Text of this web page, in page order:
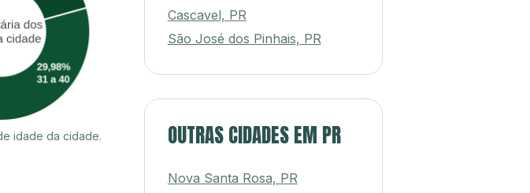
idade da cidade.
Cascavel, PR
São José dos Pinhais, PR
OUTRAS CIDADES EM PR
Nova Santa Rosa, PR